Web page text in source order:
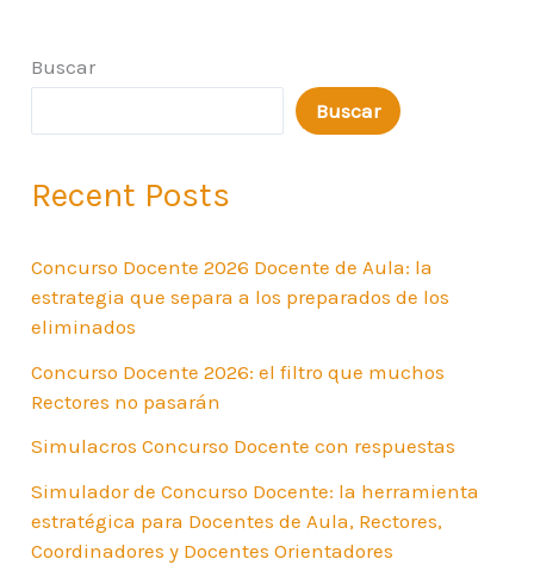
Buscar
Buscar
Recent Posts
Concurso Docente 2026 Docente de Aula: la
estrategia que separa a los preparados de los
eliminados
Concurso Docente 2026: el filtro que muchos
Rectores no pasarán
Simulacros Concurso Docente con respuestas
Simulador de Concurso Docente: la herramienta
estratégica para Docentes de Aula, Rectores,
Coordinadores y Docentes Orientadores